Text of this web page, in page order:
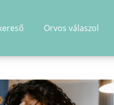
Orvos válaszol